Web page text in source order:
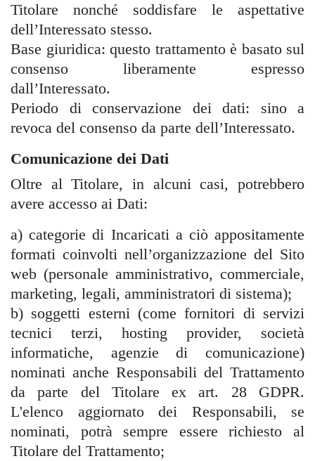
Titolare nonché soddisfare le aspettative
dell’Interessato stesso.
Base giuridica: questo trattamento è basato sul
consenso liberamente espresso
dall’Interessato.
Periodo di conservazione dei dati: sino a
revoca del consenso da parte dell’Interessato.
Comunicazione dei Dati
Oltre al Titolare, in alcuni casi, potrebbero
avere accesso ai Dati:
a) categorie di Incaricati a ciò appositamente
formati coinvolti nell’organizzazione del Sito
web (personale amministrativo, commerciale,
marketing, legali, amministratori di sistema);
b) soggetti esterni (come fornitori di servizi
tecnici terzi, hosting provider, società
informatiche, agenzie di comunicazione)
nominati anche Responsabili del Trattamento
da parte del Titolare ex art. 28 GDPR.
L'elenco aggiornato dei Responsabili, se
nominati, potrà sempre essere richiesto al
Titolare del Trattamento;